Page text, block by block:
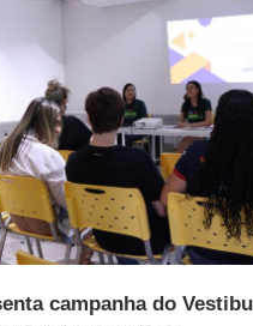
campanha do